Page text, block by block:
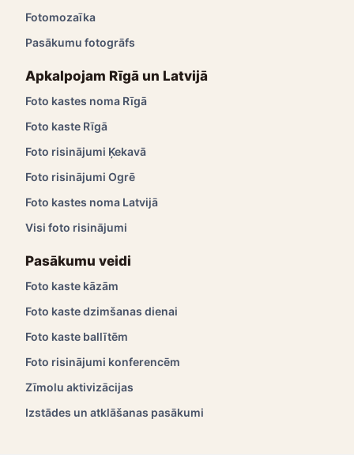
Fotomozaīka
Pasākumu fotogrāfs
Apkalpojam Rīgā un Latvijā
Foto kastes noma Rīgā
Foto kaste Rīgā
Foto risinājumi Ķekavā
Foto risinājumi Ogrē
Foto kastes noma Latvijā
Visi foto risinājumi
Pasākumu veidi
Foto kaste kāzām
Foto kaste dzimšanas dienai
Foto kaste ballītēm
Foto risinājumi konferencēm
Zīmolu aktivizācijas
Izstādes un atklāšanas pasākumi